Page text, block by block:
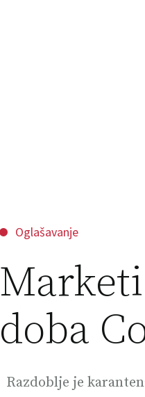
Oglašavanje
doba
Razdoblje je